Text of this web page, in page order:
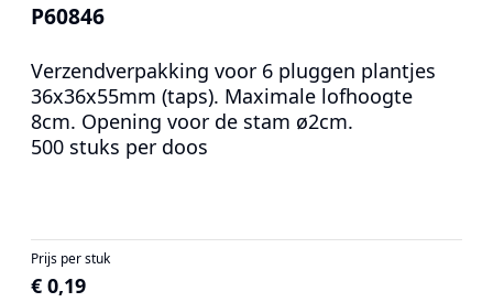
P60846
Verzendverpakking voor 6 pluggen plantjes
36x36x55mm (taps). Maximale lofhoogte
8cm. Opening voor de stam ø2cm.
500 stuks per doos
Prijs per stuk
€ 0,19